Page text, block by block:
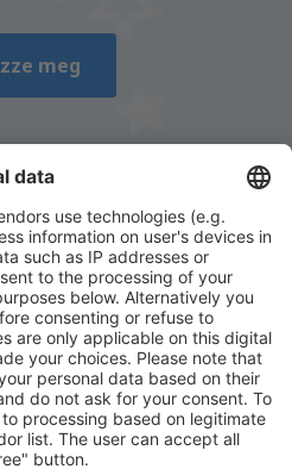
meg
és tervezze
kényelmesen